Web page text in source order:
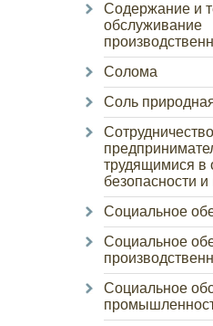
Содержание и
обслуживание
Солома
Соль
трудящимися в
безопасности и
Социальное
Социальное
Социальное